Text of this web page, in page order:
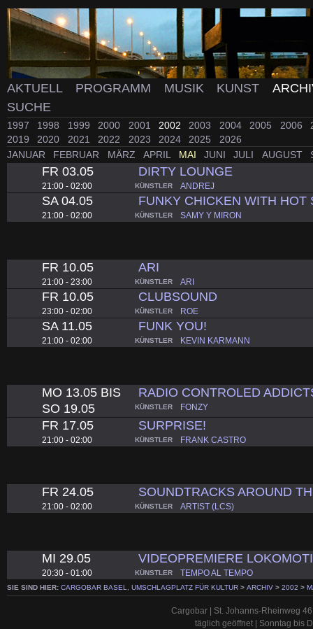
AKTUELL PROGRAMM MUSIK KUNST
SUCHE
1997 1998 1999 2000 2001 2002 2003 2004 2005 2006
2019
2020 2021 2022 2023 2024 2025
2026
JANUAR
FEBRUAR MÄRZ APRIL MAI JUNI JULI AUGUST
FR 03.05
21:00 - 02:00
DIRTY LOUNGE
KÜNSTLER ANDREJ
SA 04.05
21:00 - 02:00
FUNKY CHICKEN WITH HOT
KÜNSTLER SAMY Y MIRON
FR 10.05
21:00 - 23:00
ARI
KÜNSTLER ARI
FR 10.05
23:00 - 02:00
CLUBSOUND
KÜNSTLER ROE
SA 11.05
21:00 - 02:00
FUNK YOU!
KÜNSTLER KEVIN KARMANN
MO 13.05 BIS
SO 19.05
RADIO CONTROLED
KÜNSTLER FONZY
FR 17.05
21:00 - 02:00
SURPRISE!
KÜNSTLER FRANK CASTRO
FR 24.05
21:00 - 02:00
SOUNDTRACKS AROUND
KÜNSTLER ARTIST (LCS)
MI 29.05
20:30 - 01:00
VIDEOPREMIERE
KÜNSTLER TEMPO AL TEMPO
SIE SIND HIER: CARGOBAR BASEL, UMSCHLAGPLATZ FÜR KULTUR > ARCHIV > 2002 >
Cargobar | St. Johanns-Rheinweg
täglich geöffnet | Sonntag bis